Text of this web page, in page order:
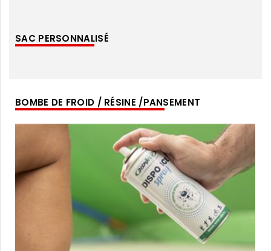
SAC PERSONNALISÉ
BOMBE DE FROID / RÉSINE /PANSEMENT